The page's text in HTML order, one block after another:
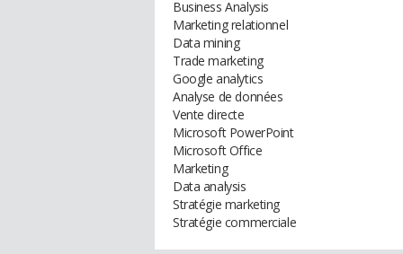
Business Analysis
Marketing relationnel
Data mining
Trade marketing
Google analytics
Analyse de données
Vente directe
Microsoft PowerPoint
Microsoft Office
Marketing
Data analysis
Stratégie marketing
Stratégie commerciale